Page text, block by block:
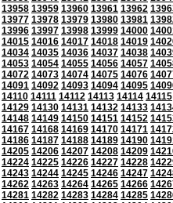
13958 13959 13960 13961 13962
13977 13978 13979 13980 13981
13996 13997 13998 13999 14000
14015 14016 14017 14018 14019
14034 14035 14036 14037 14038
14053 14054 14055 14056 14057
14072 14073 14074 14075 14076
14091 14092 14093 14094 14095
14110 14111 14112 14113 14114 14115
14129 14130 14131 14132 14133
14148 14149 14150 14151 14152
14167 14168 14169 14170 14171
14186 14187 14188 14189 14190
14205 14206 14207 14208 14209
14224 14225 14226 14227 14228
14243 14244 14245 14246 14247
14262 14263 14264 14265 14266
14281 14282 14283 14284 14285